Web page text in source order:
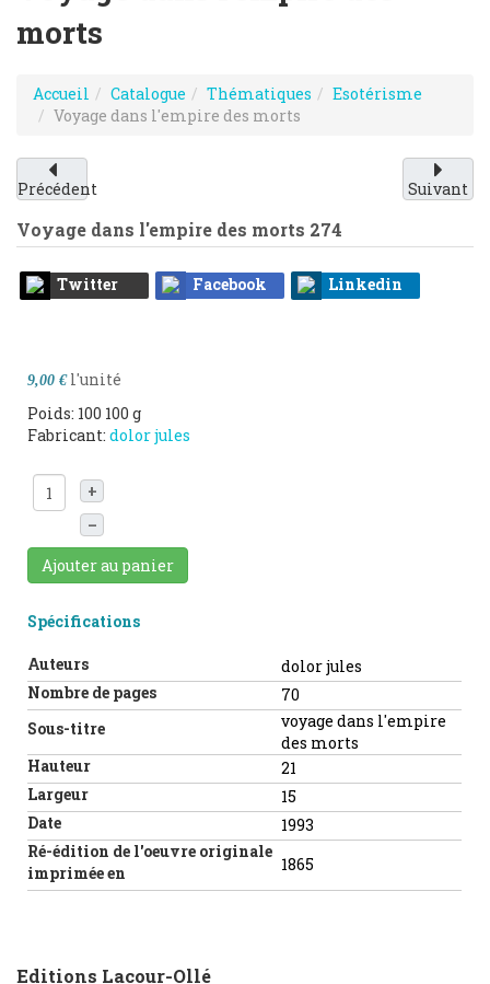
morts
Accueil Catalogue Thématiques
Esotérisme
Voyage dans l'empire des morts
Précédent Suivant
Voyage dans l'empire des morts 274
Twitter Facebook Linkedin
9,00 € l'unité
Poids: 100 100 g
Fabricant: dolor jules
+
–
Ajouter au panier
Spécifications
Auteurs
dolor jules
Nombre de pages
70
Sous-titre
voyage dans l'empire
des morts
Hauteur
21
Largeur
15
Date
1993
Ré-édition de l'oeuvre originale
imprimée en
1865
Editions Lacour-Ollé